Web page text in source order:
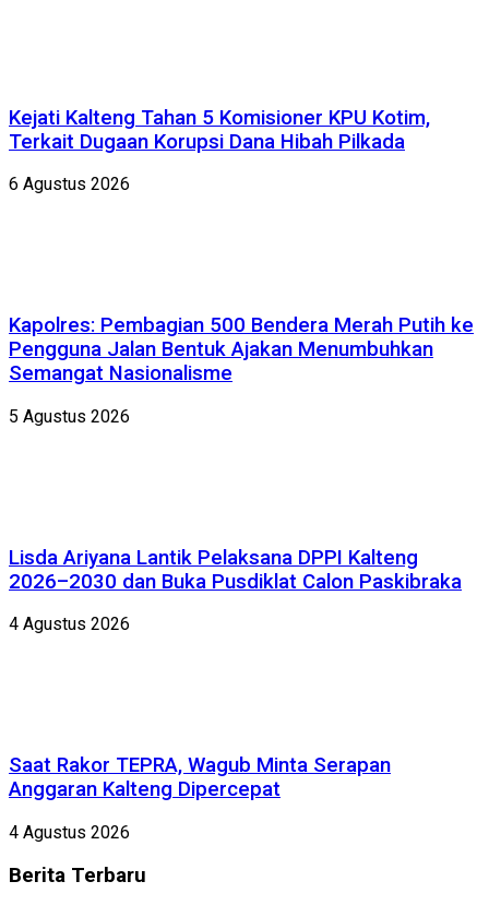
Kejati Kalteng Tahan 5 Komisioner KPU Kotim,
Terkait Dugaan Korupsi Dana Hibah Pilkada
6 Agustus 2026
Kapolres: Pembagian 500 Bendera Merah Putih ke
Pengguna Jalan Bentuk Ajakan Menumbuhkan
Semangat Nasionalisme
5 Agustus 2026
Lisda Ariyana Lantik Pelaksana DPPI Kalteng
2026–2030 dan Buka Pusdiklat Calon Paskibraka
4 Agustus 2026
Saat Rakor TEPRA, Wagub Minta Serapan
Anggaran Kalteng Dipercepat
4 Agustus 2026
Berita Terbaru